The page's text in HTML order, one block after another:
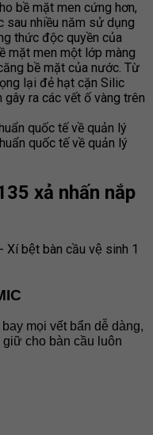
bề mặt men cứng hơn,
sau nhiều năm sử dụng
thức độc quyền của
mặt men một lớp màng
bề mặt của nước. Từ
lại đẻ hạt cặn Silic
ra các vết ố vàng trên
quốc tế về quản lý
quốc tế về quản lý
xả nhấn nắp
mọi vết bẩn dễ dàng,
cho bàn cầu luôn